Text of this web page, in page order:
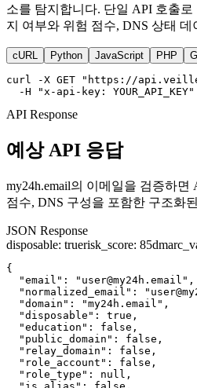
소를 탐지합니다. 단일 API 호출
지 여부와 위험 점수, DNS 상태
cURL Python JavaScript PHP
curl -X GET "https://
  -H "x-api-key: YOUR_API_KEY"
API Response
예상 API 응답
my24h.email의 이메일을 검증하
점수, DNS 구성을 포함한 구조화
JSON Response
disposable: truerisk_score: 85
{
  "email": "user@my24h.email",
"normalized_email":
  "domain": "my24h.email",
  "disposable": true,
  "education": false,
  "public_domain": false,
  "relay_domain": false,
  "role_account": false,
  "role_type": null,